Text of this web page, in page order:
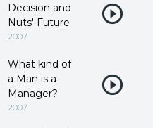
Decision and
Nuts' Future
2007
What kind of
a Man is a
Manager?
2007